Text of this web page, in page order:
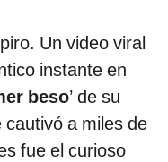
Un video viral
instante en
beso’ de su
a miles de
fue el curioso